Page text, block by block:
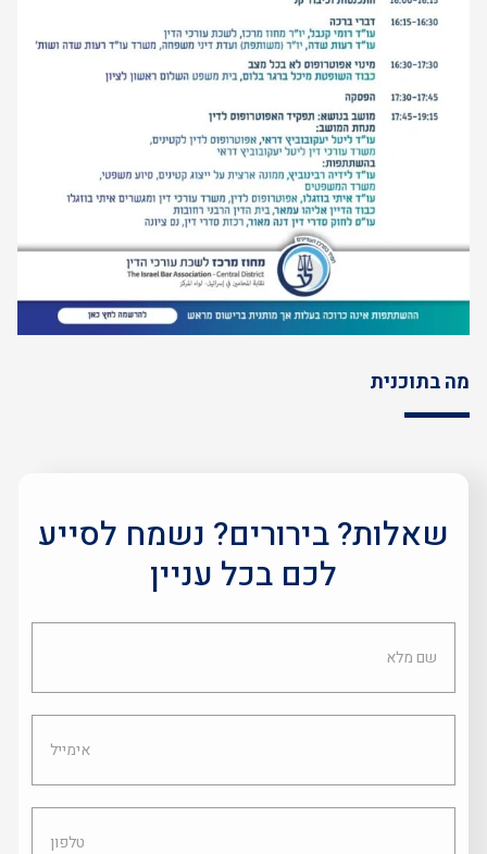
מה בתוכנית
שאלות? בירורים? נשמח לסייע
לכם בכל עניין
שם
מלא
אימייל
טלפון